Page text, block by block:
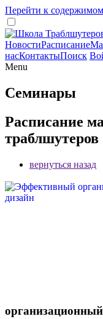
Перейти к
НовостиРасписание
насКонтактыПоиск
Menu
Семинары
Расписание
траблшутеров
вернуться назад